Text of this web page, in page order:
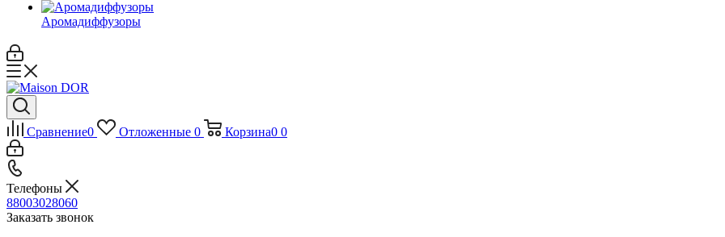
Аромадиффузоры
Сравнение0 Отложенные 0 Корзина0 0
Телефоны
88003028060
Заказать звонок